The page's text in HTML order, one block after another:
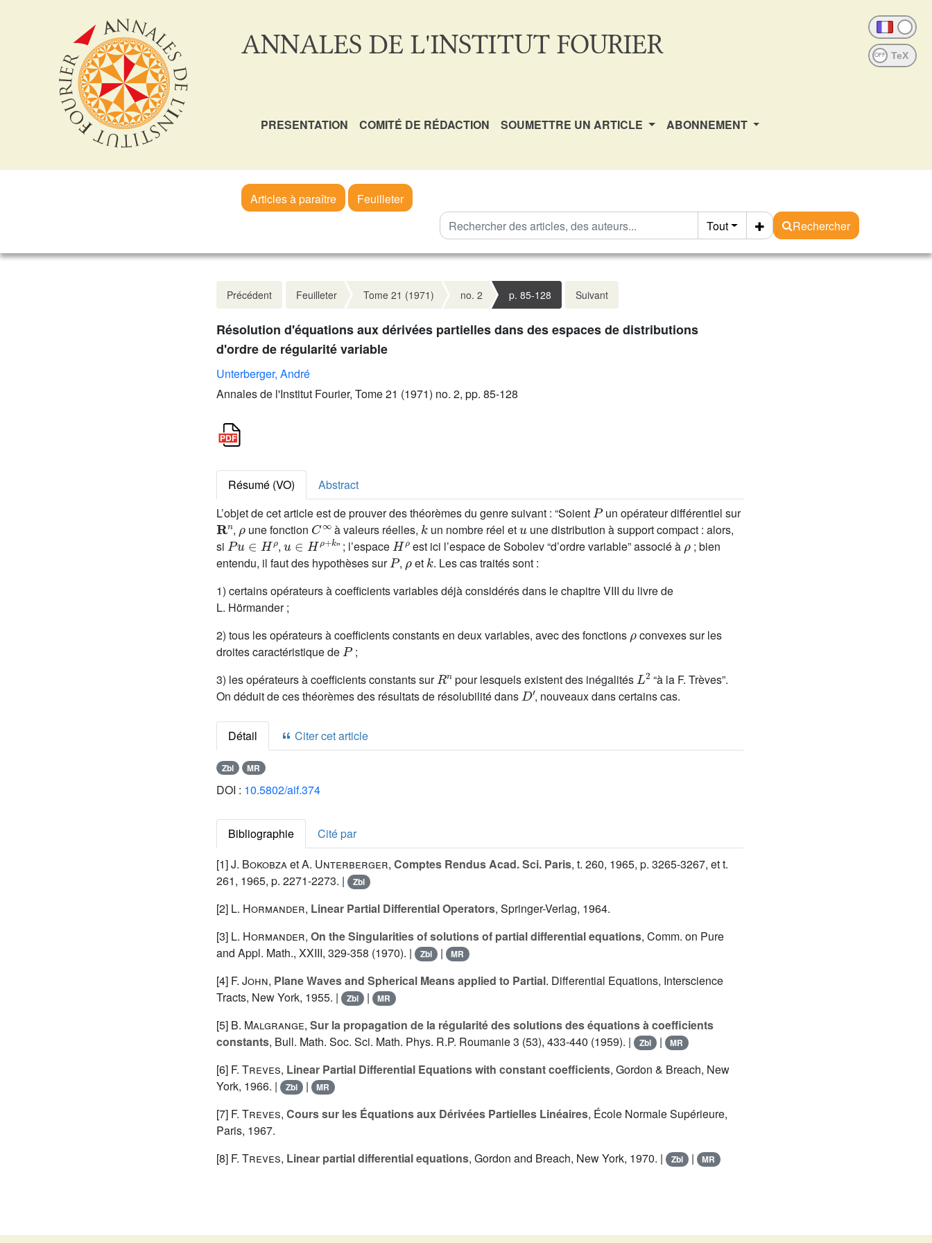
ANNALES DE L'INSTITUT FOURIER OFF
PRESENTATION COMITÉ DE RÉDACTION SOUMETTRE UN ARTICLE ABONNEMENT
Articles à paraître
Feuilleter
Tout
Rechercher
Précédent Feuilleter Tome 21 (1971) no. 2 p. 85-128 Suivant
Résolution d'équations aux dérivées partielles dans des espaces de distributions
d'ordre de régularité variable
Unterberger, André
Annales de l'Institut Fourier, Tome 21 (1971) no. 2, pp. 85-128
Résumé (VO)
Abstract
L’objet de cet article est de prouver des théorèmes du genre suivant : “Soient
P
un opérateur différentiel sur
Rn
,
ρ
une fonction
C∞
à valeurs réelles,
k
un nombre réel et
u
une distribution à support compact : alors,
si
Pu∈Hρ
,
u∈Hρ +k
” ; l’espace
Hρ
est ici l’espace de Sobolev “d’ordre variable” associé à
ρ
; bien
entendu, il faut des hypothèses sur
P
,
ρ
et
k
. Les cas traités sont :
1) certains opérateurs à coefficients variables déjà considérés dans le chapitre VIII du livre de
L. Hörmander ;
2) tous les opérateurs à coefficients constants en deux variables, avec des fonctions convexes sur les
droites caractéristique de
P
;
3) les opérateurs à coefficients constants sur
pour lesquels existent des inégalités
2
“à la F. Trèves”.
On déduit de ces théorèmes des résultats de résolubilité dans
D′
, nouveaux dans certains cas.
Détail Citer cet article
Zbl MR
DOI : 10.5802/aif.374
Bibliographie
Cité par
[1]J. BokobzaetA. Unterberger, Comptes Rendus Acad. Sci. Paris, t. 260, 1965, p. 3265-3267, et t.
261, 1965, p. 2271-2273. |
Zbl
[2] L. Hormander, Linear Partial Differential Operators, Springer-Verlag, 1964.
[3] L. Hormander, On the Singularities of solutions of partial differential equations, Comm. on Pure
and Appl. Math., XXIII, 329-358 (1970). |
Zbl | MR
[4] F. John, Plane Waves and Spherical Means applied to Partial. Differential Equations, Interscience
Tracts, New York, 1955. |
Zbl | MR
[5] B. Malgrange, Sur la propagation de la régularité des solutions des équations à coefficients
constants, Bull. Math. Soc. Sci. Math. Phys. R.P. Roumanie 3 (53), 433-440 (1959). | Zbl | MR
[6] F. Treves, Linear Partial Differential Equations with constant coefficients, Gordon & Breach, New
York, 1966. |
Zbl | MR
[7] F. Treves, Cours sur les Équations aux Dérivées Partielles Linéaires, École Normale Supérieure,
Paris, 1967.
[8] F. Treves, Linear partial differential equations, Gordon and Breach, New York, 1970. | Zbl | MR